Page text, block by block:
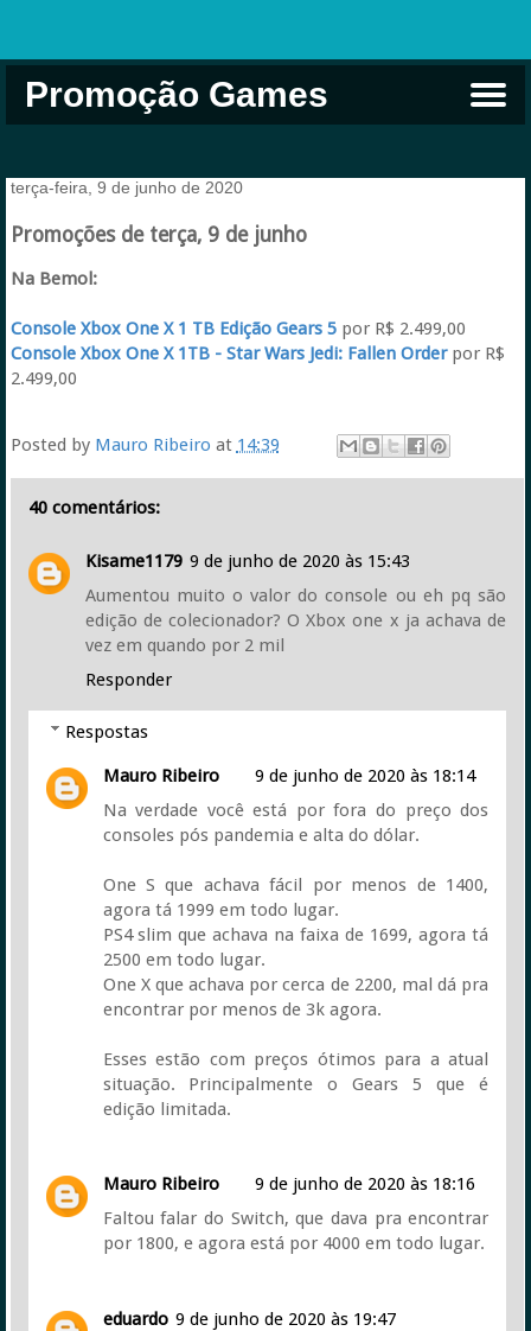
Promoção Games
terça-feira, 9 de junho de 2020
Promoções de terça, 9 de junho
Na Bemol:
Console Xbox One X 1 TB Edição Gears 5 por R$ 2.499,00
Console Xbox One X 1TB - Star Wars Jedi: Fallen Orderpor R$
2.499,00
Posted by Mauro Ribeiro at 14:39
40 comentários:
Kisame1179 9 de junho de 2020 às 15:43
Aumentou muito o valor do console ou eh pq são
edição de colecionador? O Xbox one x ja achava de
vez em quando por 2 mil
Responder
Respostas
Mauro Ribeiro
9 de junho de 2020 às 18:14
Na verdade você está por fora do preço dos
consoles pós pandemia e alta do dólar.
One S que achava fácil por menos de 1400,
agora tá 1999 em todo lugar.
PS4 slim que achava na faixa de 1699, agora tá
2500 em todo lugar.
One X que achava por cerca de 2200, mal dá pra
encontrar por menos de 3k agora.
Esses estão com preços ótimos para a atual
situação. Principalmente o Gears 5 que é
edição limitada.
Mauro Ribeiro
9 de junho de 2020 às 18:16
Faltou falar do Switch, que dava pra encontrar
por 1800, e agora está por 4000 em todo lugar.
eduardo 9 de junho de 2020 às 19:47